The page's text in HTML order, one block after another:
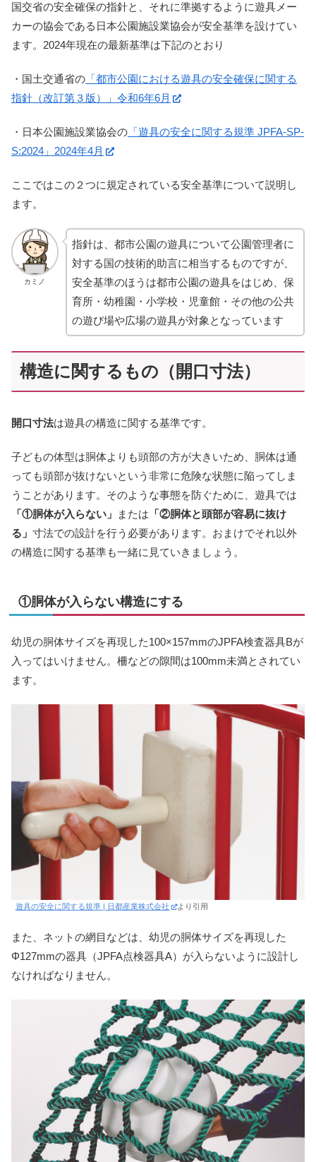
国交省の安全確保の指針と、それに準拠するように遊具メー
カーの協会である日本公園施設業協会が安全基準を設けてい
ます。2024年現在の最新基準は下記のとおり
・国土交通省の 「都市公園における遊具の安全確保に関する
指針（改訂第３版）」令和6年6月
・日本公園施設業協会の 「遊具の安全に関する規準 JPFA-SP-
S:2024」2024年4月
ここではこの２つに規定されている安全基準について説明し
ます。
カミノ
指針は、都市公園の遊具について公園管理者に
対する国の技術的助言に相当するものですが、
安全基準のほうは都市公園の遊具をはじめ、保
育所・幼稚園・小学校・児童館・その他の公共
の遊び場や広場の遊具が対象となっています
構造に関するもの（開口寸法）
開口寸法は遊具の構造に関する基準です。
子どもの体型は胴体よりも頭部の方が大きいため、胴体は通
っても頭部が抜けないという非常に危険な状態に陥ってしま
うことがあります。そのような事態を防ぐために、遊具では
「①胴体が入らない」
または 「②胴体と頭部が容易に抜け
る」 寸法での設計を行う必要があります。おまけでそれ以外
の構造に関する基準も一緒に見ていきましょう。
①胴体が入らない構造にする
幼児の胴体サイズを再現した100×157mmのJPFA検査器具Bが
入ってはいけません。柵などの隙間は100mm未満とされてい
ます。
遊具の安全に関する規準 | 日都産業株式会社 より引用
また、ネットの網目などは、幼児の胴体サイズを再現した
Φ127mmの器具（JPFA点検器具A）が入らないように設計し
なければなりません。